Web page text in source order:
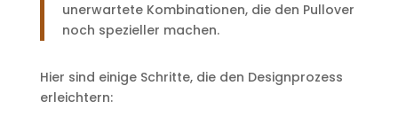
unerwartete Kombinationen, die den Pullover
noch spezieller machen.
Hier sind einige Schritte, die den Designprozess
erleichtern: